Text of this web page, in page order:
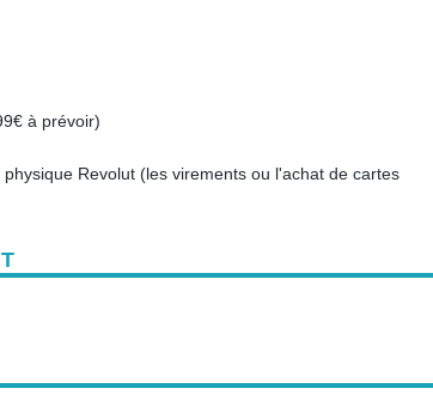
à prévoir)
Revolut (les virements ou l'achat de cartes